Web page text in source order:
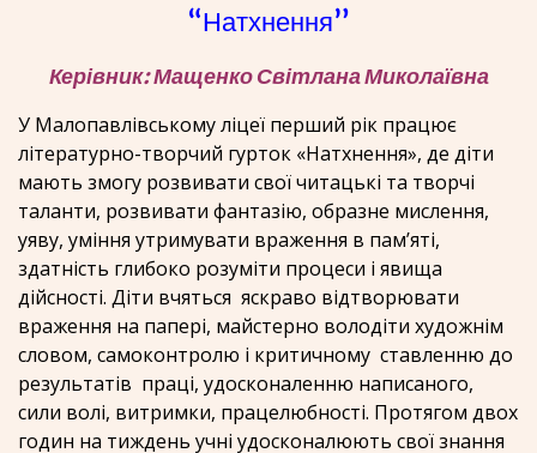
“Натхнення”
Керівник: Мащенко Світлана Миколаївна
У Малопавлівському ліцеї перший рік працює
літературно-творчий гурток «Натхнення», де діти
мають змогу розвивати свої читацькі та творчі
таланти, розвивати фантазію, образне мислення,
уяву, уміння утримувати враження в пам’яті,
здатність глибоко розуміти процеси і явища
дійсності. Діти вчяться яскраво відтворювати
враження на папері, майстерно володіти художнім
словом, самоконтролю і критичному ставленню до
результатів праці, удосконаленню написаного,
сили волі, витримки, працелюбності. Протягом двох
годин на тиждень учні удосконалюють свої знання